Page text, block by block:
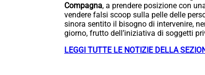
Compagna, a prendere posizione con
vendere falsi scoop sulla pelle delle
sinora sentito il bisogno di intervenire,
giorno, frutto dell’iniziativa di soggetti
LEGGI TUTTE LE NOTIZIE DELLA